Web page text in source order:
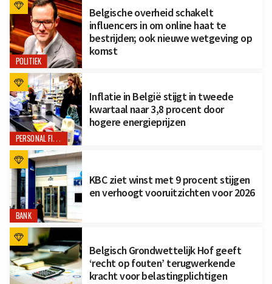
POLITIEK
Belgische overheid schakelt
influencers in om online haat te
bestrijden; ook nieuwe wetgeving op
komst
PERSONAL FINANCE
Inflatie in België stijgt in tweede
kwartaal naar 3,8 procent door
hogere energieprijzen
BANK
KBC ziet winst met 9 procent stijgen
en verhoogt vooruitzichten voor 2026
Belgisch Grondwettelijk Hof geeft
‘recht op fouten’ terugwerkende
kracht voor belastingplichtigen